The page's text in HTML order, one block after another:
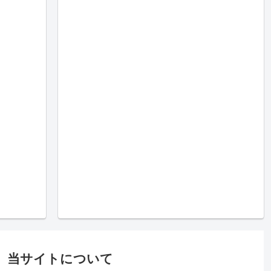
当サイトについて